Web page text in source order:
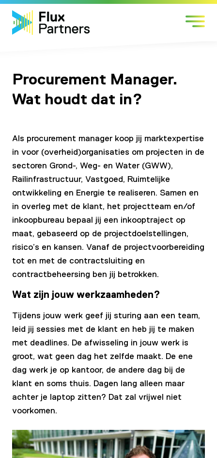
Skip
to
content
Sectors
Services
Contact
Procurement Manager.
Wat houdt dat in?
Als procurement manager koop jij marktexpertise
in voor (overheid)organisaties om projecten in de
sectoren Grond-, Weg- en Water (GWW),
Railinfrastructuur, Vastgoed, Ruimtelijke
ontwikkeling en Energie te realiseren. Samen en
in overleg met de klant, het projectteam en/of
inkoopbureau bepaal jij een inkooptraject op
maat, gebaseerd op de projectdoelstellingen,
risico’s en kansen. Vanaf de projectvoorbereiding
tot en met de contractsluiting en
contractbeheersing ben jij betrokken.
Wat zijn jouw werkzaamheden?
Tijdens jouw werk geef jij sturing aan een team,
leid jij sessies met de klant en heb jij te maken
met deadlines. De afwisseling in jouw werk is
groot, wat geen dag het zelfde maakt. De ene
dag werk je op kantoor, de andere dag bij de
klant en soms thuis. Dagen lang alleen maar
achter je laptop zitten? Dat zal vrijwel niet
voorkomen.